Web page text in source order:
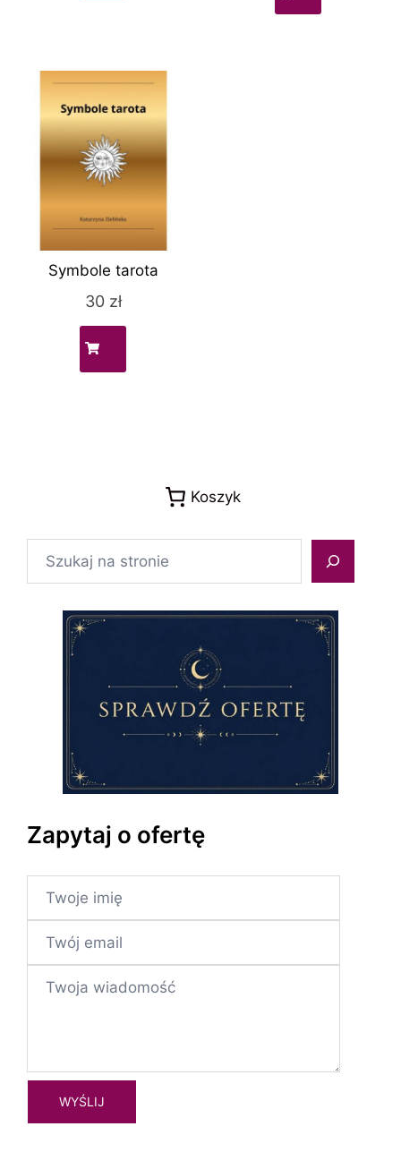
Symbole tarota
30 zł
Koszyk
Zapytaj o ofertę